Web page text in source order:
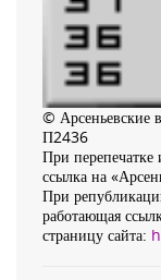
© Арсеньевские
П2436
При перепечатке
ссылка на
При
работающая
страницу сайта: